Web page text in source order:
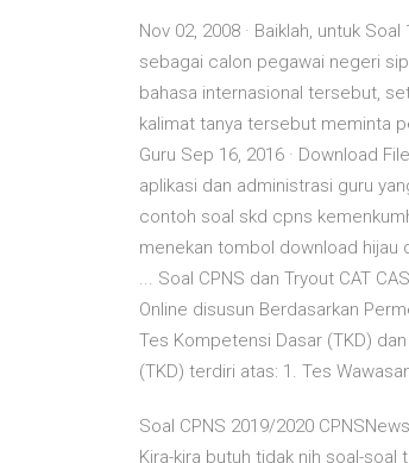
Nov 02, 2008 · Baiklah, untuk
sebagai calon pegawai negeri
bahasa internasional tersebut,
kalimat tanya tersebut meminta
Guru Sep 16, 2016 · Download
aplikasi dan administrasi guru
contoh soal skd cpns
menekan tombol download hijau
... Soal CPNS dan Tryout CAT
Online disusun Berdasarkan
Tes Kompetensi Dasar (TKD)
(TKD) terdiri atas: 1. Tes
Soal CPNS 2019/2020
Kira-kira butuh tidak nih soal-